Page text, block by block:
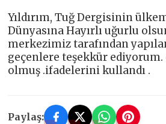
Yıldırım, Tuğ Dergisinin
Dünyasına Hayırlı uğurlu
merkezimiz tarafından
geçenlere teşekkür
olmuş .ifadelerini kullandı .
Paylaş: